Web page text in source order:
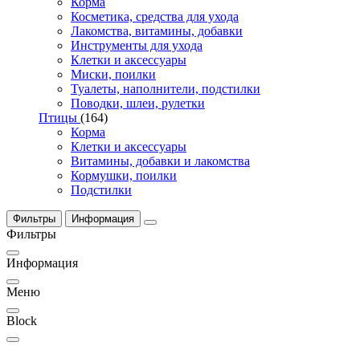
Косметика, средства для ухода
Лакомства, витамины, добавки
Инструменты для ухода
Клетки и аксессуары
Миски, поилки
Туалеты, наполнители, подстилки
Поводки, шлеи, рулетки
Птицы (164)
Корма
Клетки и аксессуары
Витамины, добавки и лакомства
Кормушки, поилки
Подстилки
Фильтры Информация
Фильтры
Информация
Меню
Block